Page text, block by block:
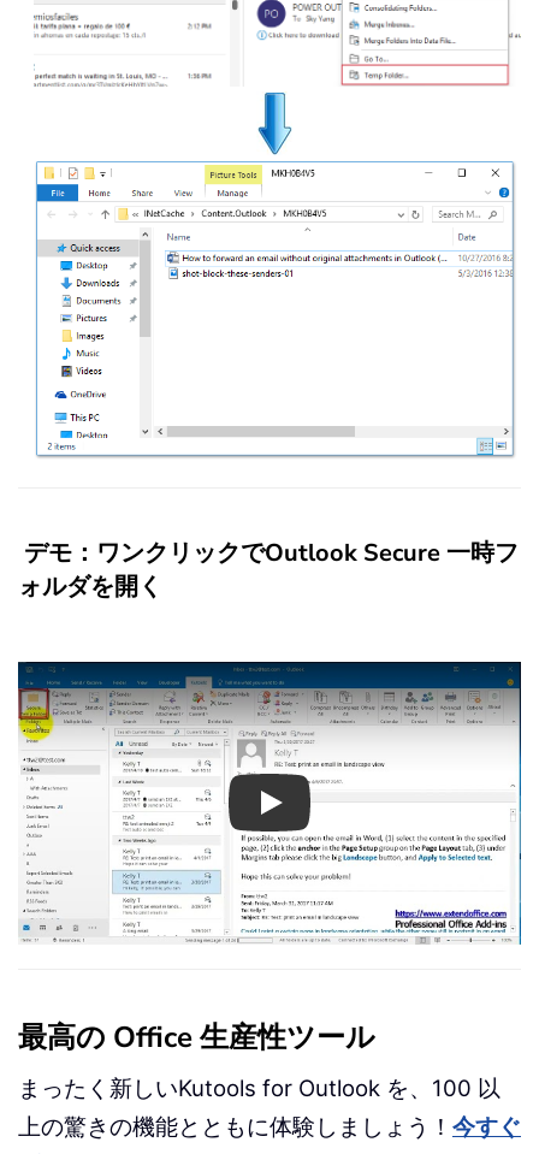
デモ：ワンクリックでOutlook Secure 一時フ
ォルダを開く
Play
最高の Office 生産性ツール
まったく新しいKutools for Outlook を、100 以
上の驚きの機能とともに体験しましょう！ 今すぐ